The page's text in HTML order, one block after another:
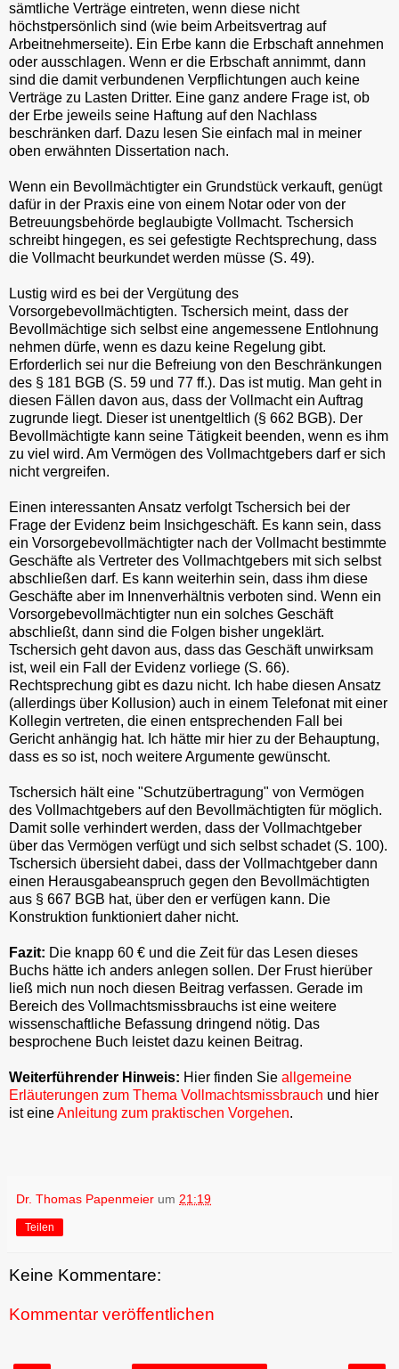
sämtliche Verträge eintreten, wenn diese nicht
höchstpersönlich sind (wie beim Arbeitsvertrag auf
Arbeitnehmerseite). Ein Erbe kann die Erbschaft annehmen
oder ausschlagen. Wenn er die Erbschaft annimmt, dann
sind die damit verbundenen Verpflichtungen auch keine
Verträge zu Lasten Dritter. Eine ganz andere Frage ist, ob
der Erbe jeweils seine Haftung auf den Nachlass
beschränken darf. Dazu lesen Sie einfach mal in meiner
oben erwähnten Dissertation nach.
Wenn ein Bevollmächtigter ein Grundstück verkauft, genügt
dafür in der Praxis eine von einem Notar oder von der
Betreuungsbehörde beglaubigte Vollmacht. Tschersich
schreibt hingegen, es sei gefestigte Rechtsprechung, dass
die Vollmacht beurkundet werden müsse (S. 49).
Lustig wird es bei der Vergütung des
Vorsorgebevollmächtigten. Tschersich meint, dass der
Bevollmächtige sich selbst eine angemessene Entlohnung
nehmen dürfe, wenn es dazu keine Regelung gibt.
Erforderlich sei nur die Befreiung von den Beschränkungen
des § 181 BGB (S. 59 und 77 ff.). Das ist mutig. Man geht in
diesen Fällen davon aus, dass der Vollmacht ein Auftrag
zugrunde liegt. Dieser ist unentgeltlich (§ 662 BGB). Der
Bevollmächtigte kann seine Tätigkeit beenden, wenn es ihm
zu viel wird. Am Vermögen des Vollmachtgebers darf er sich
nicht vergreifen.
Einen interessanten Ansatz verfolgt Tschersich bei der
Frage der Evidenz beim Insichgeschäft. Es kann sein, dass
ein Vorsorgebevollmächtigter nach der Vollmacht bestimmte
Geschäfte als Vertreter des Vollmachtgebers mit sich selbst
abschließen darf. Es kann weiterhin sein, dass ihm diese
Geschäfte aber im Innenverhältnis verboten sind. Wenn ein
Vorsorgebevollmächtigter nun ein solches Geschäft
abschließt, dann sind die Folgen bisher ungeklärt.
Tschersich geht davon aus, dass das Geschäft unwirksam
ist, weil ein Fall der Evidenz vorliege (S. 66).
Rechtsprechung gibt es dazu nicht. Ich habe diesen Ansatz
(allerdings über Kollusion) auch in einem Telefonat mit einer
Kollegin vertreten, die einen entsprechenden Fall bei
Gericht anhängig hat. Ich hätte mir hier zu der Behauptung,
dass es so ist, noch weitere Argumente gewünscht.
Tschersich hält eine "Schutzübertragung" von Vermögen
des Vollmachtgebers auf den Bevollmächtigten für möglich.
Damit solle verhindert werden, dass der Vollmachtgeber
über das Vermögen verfügt und sich selbst schadet (S. 100).
Tschersich übersieht dabei, dass der Vollmachtgeber dann
einen Herausgabeanspruch gegen den Bevollmächtigten
aus § 667 BGB hat, über den er verfügen kann. Die
Konstruktion funktioniert daher nicht.
Fazit: Die knapp 60 € und die Zeit für das Lesen dieses
Buchs hätte ich anders anlegen sollen. Der Frust hierüber
ließ mich nun noch diesen Beitrag verfassen. Gerade im
Bereich des Vollmachtsmissbrauchs ist eine weitere
wissenschaftliche Befassung dringend nötig. Das
besprochene Buch leistet dazu keinen Beitrag.
Weiterführender Hinweis: Hier finden Sie allgemeine
Erläuterungen zum Thema Vollmachtsmissbrauch und hier
ist eineAnleitung zum praktischen Vorgehen.
Dr. Thomas Papenmeier um 21:19
Teilen
Keine Kommentare:
Kommentar veröffentlichen